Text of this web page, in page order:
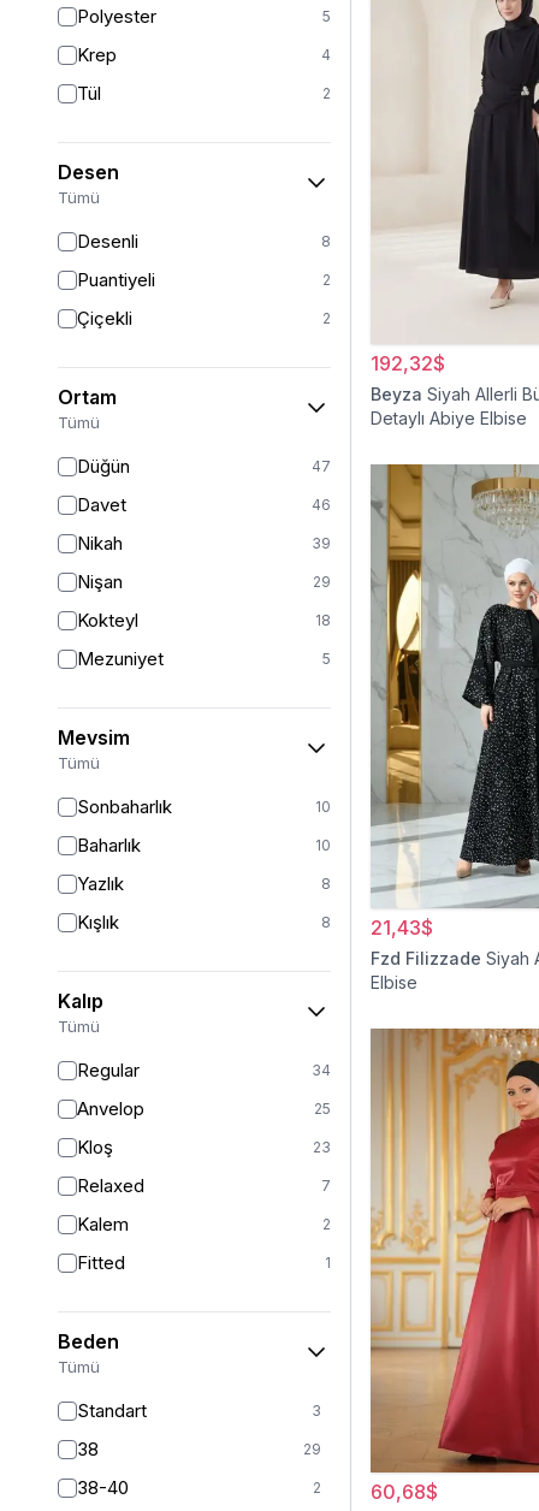
Polyester 5
Krep 4
Tül 2
Desen
Tümü
Desenli 8
Puantiyeli 2
Çiçekli 2
Ortam
Tümü
Düğün 47
Davet 46
Nikah 39
Nişan 29
Kokteyl 18
Mezuniyet 5
Mevsim
Tümü
Sonbaharlık 10
Baharlık 10
Yazlık 8
Kışlık 8
Kalıp
Tümü
Regular 34
Anvelop 25
Kloş 23
Relaxed 7
Kalem 2
Fitted 1
Beden
Tümü
Standart 3
38 29
38-40 2
192,32$
Beyza Siyah Allerli
Detaylı Abiye Elbise
21,43$
Fzd Filizzade Siyah
Elbise
60,68$